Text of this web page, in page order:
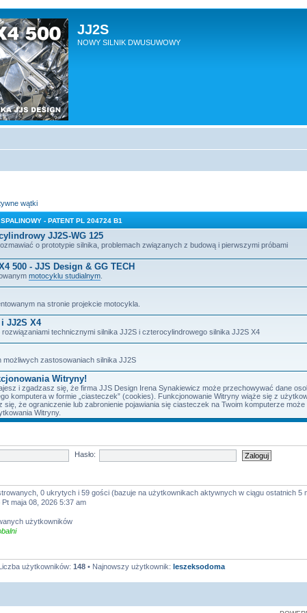
JJ2S
NOWY SILNIK DWUSUWOWY
wątki
- PATENT PL 204724 B1
JJ2S-WG 125
o prototypie silnika, problemach związanych z budową i pierwszymi próbami
500 - JJS Design & GG TECH
motocyklu studialnym
na stronie projekcie motocykla.
JJ2S X4
technicznymi silnika JJ2S i czterocylindrowego silnika JJ2S X4
zastosowaniach silnika JJ2S
Witryny!
i zgadzasz się, że firma JJS Design Irena Synakiewicz może przechowywać dane
komputera w formie „ciasteczek” (cookies). Funkcjonowanie Witryny wiąże się z
że ograniczenie lub zabronienie pojawiania się ciasteczek na Twoim komputerze może
Witryny.
Hasło:
0 ukrytych i 59 gości (bazuje na użytkownikach aktywnych w ciągu ostatnich 5
Pt maja 08, 2026 5:37 am
użytkowników
użytkowników: 148 • Najnowszy użytkownik: leszeksodoma